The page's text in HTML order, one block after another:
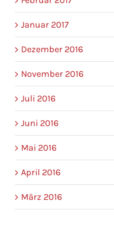
Januar 2017
Dezember 2016
November 2016
Juli 2016
Juni 2016
Mai 2016
April 2016
März 2016